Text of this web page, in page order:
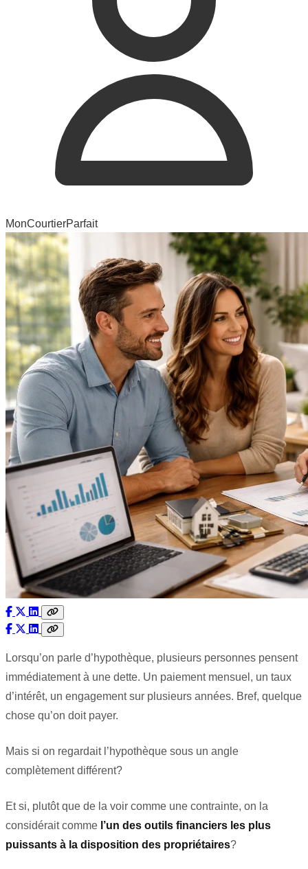
MonCourtierParfait
Lorsqu’on parle d’hypothèque, plusieurs personnes pensent
immédiatement à une dette. Un paiement mensuel, un taux
d’intérêt, un engagement sur plusieurs années. Bref, quelque
chose qu’on doit payer.
Mais si on regardait l’hypothèque sous un angle
complètement différent?
Et si, plutôt que de la voir comme une contrainte, on la
considérait comme l’un des outils financiers les plus
puissants à la disposition des propriétaires?